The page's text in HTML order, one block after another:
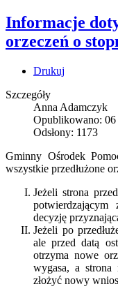
Informacje
orzeczeń o
Drukuj
Szczegóły
Anna Adamczyk
Opublikowano: 06
Odsłony: 1173
Gminny Ośrodek
wszystkie przedłużone
Jeżeli strona
potwierdzającym
decyzję
Jeżeli po
ale przed datą
otrzyma nowe
wygasa, a strona
złożyć nowy